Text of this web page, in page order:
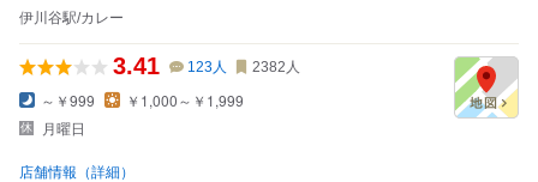
伊川谷駅/カレー
3.41 123人 2382 人
～￥999
￥1,000～￥1,999
月曜日
店舗情報（詳細）